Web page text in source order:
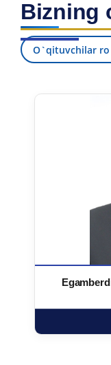
Bizning
O`qituvchilar
7. Call-center (4)